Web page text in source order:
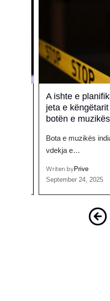
A ishte e
jeta e këngëtarit
botën e muzikës
Bota e muzikës
vdekja e…
Writen by Prive
September 24, 2025